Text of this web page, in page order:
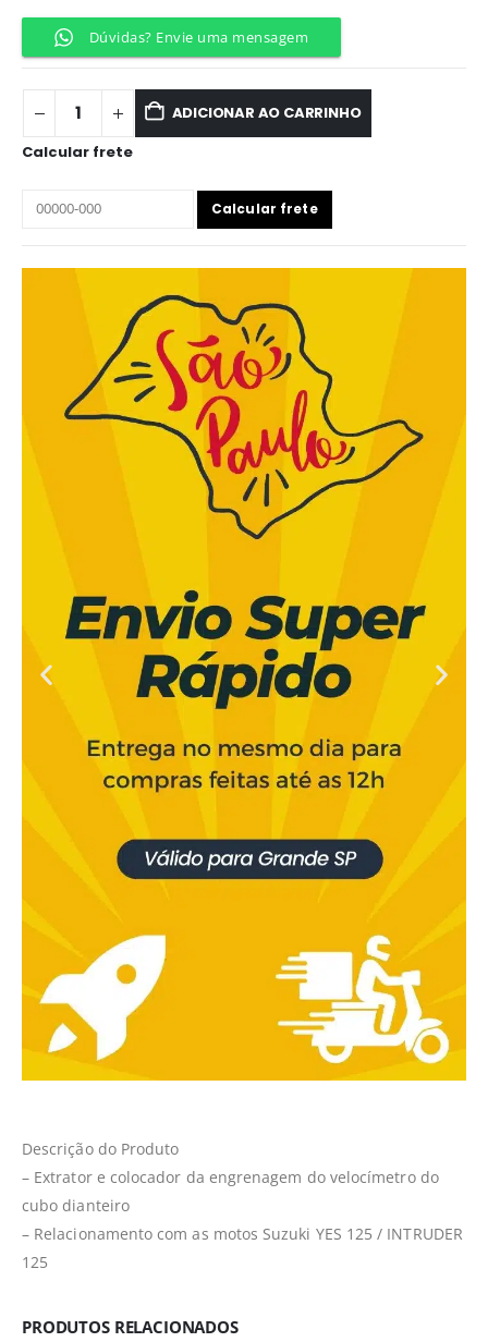
Dúvidas? Envie uma mensagem
ADICIONAR AO CARRINHO
Calcular frete
Descrição do Produto
– Extrator e colocador da engrenagem do velocímetro do
cubo dianteiro
– Relacionamento com as motos Suzuki YES 125 / INTRUDER
125
PRODUTOS RELACIONADOS